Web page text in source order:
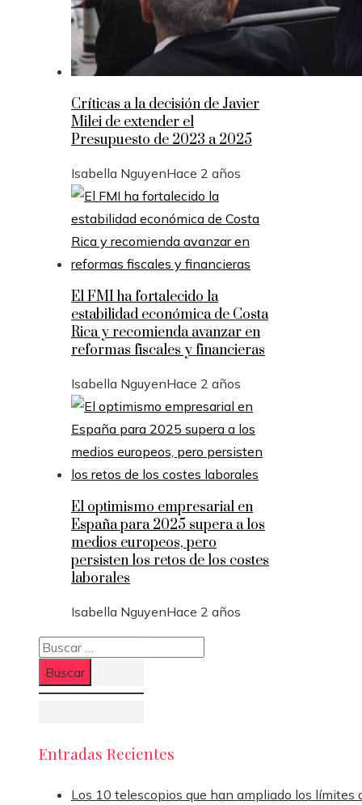
Críticas a la decisión de Javier
Milei de extender el
Presupuesto de 2023 a 2025
Isabella NguyenHace 2 años
El FMI ha fortalecido la
estabilidad económica de Costa
Rica y recomienda avanzar en
reformas fiscales y financieras
Isabella NguyenHace 2 años
El optimismo empresarial en
España para 2025 supera a los
medios europeos, pero
persisten los retos de los costes
laborales
Isabella NguyenHace 2 años
Buscar:
Entradas Recientes
Los 10 telescopios que han ampliado los límites